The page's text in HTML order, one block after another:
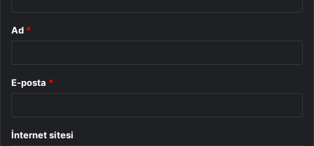
Ad *
E-posta *
İnternet sitesi